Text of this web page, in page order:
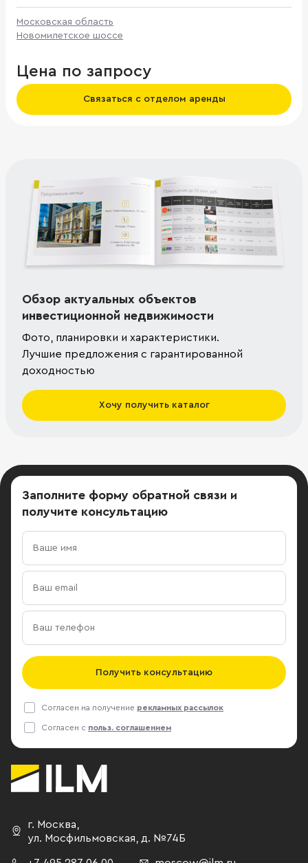
Московская область
Новомилетское шоссе
Цена по запросу
Связаться с отделом аренды
Обзор актуальных объектов
инвестиционной недвижимости
Фото, планировки и характеристики.
Лучшие предложения с гарантированной
доходностью
Хочу получить каталог
Заполните форму обратной связи и
получите консультацию
Получить консультацию
Согласен на получение рекламных рассылок
Согласен с польз. соглашением
г. Москва,
ул. Мосфильмовская, д. №74Б